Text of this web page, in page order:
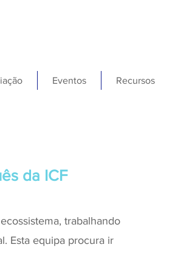
Eventos Recursos
da ICF
trabalhando
Esta equipa procura ir